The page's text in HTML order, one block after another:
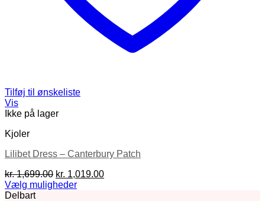
Tilføj til ønskeliste
Vis
Ikke på lager
Kjoler
Lilibet Dress – Canterbury Patch
kr.1,699.00 Den
oprindelige
kr. 1,019.00Den
Vælg muligheder
Dette
Delbart